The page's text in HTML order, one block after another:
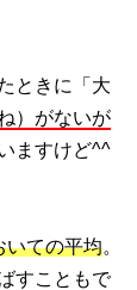
ときに「大
）がないが
ますけど^^
いての平均。
すこともで